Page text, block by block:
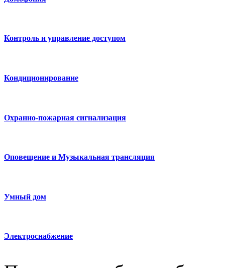
Контроль и управление доступом
Кондиционирование
Охранно-пожарная сигнализация
Оповещение и Музыкальная трансляция
Умный дом
Электроснабжение